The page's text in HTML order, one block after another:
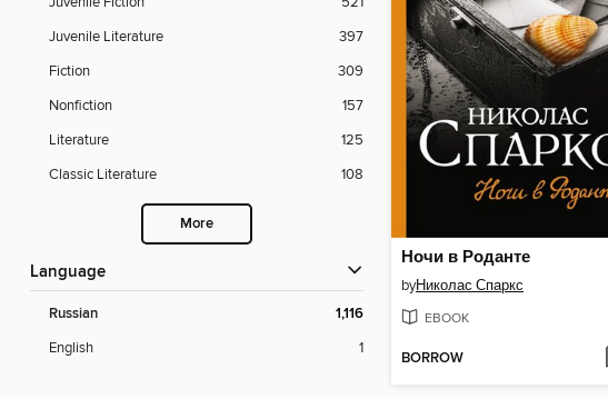
Juvenile Literature
397
Fiction
309
Nonfiction
157
Literature
125
Classic Literature
108
More
Language
Russian 1,116
English 1
Ночи в Роданте
byНиколас Спаркс
EBOOK
BORROW